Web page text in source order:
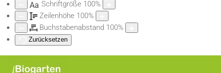
Aa Schriftgröße 100%
Zeilenhöhe 100%
Buchstabenabstand 100%
Zurücksetzen